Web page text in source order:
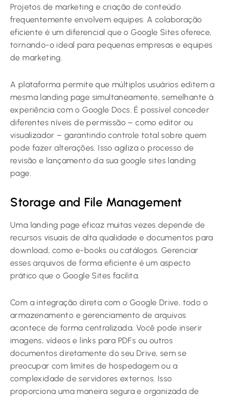
Projetos de marketing e criação de conteúdo
frequentemente envolvem equipes. A colaboração
eficiente é um diferencial que o Google Sites oferece,
tornando-o ideal para pequenas empresas e equipes
de marketing.
A plataforma permite que múltiplos usuários editem a
mesma landing page simultaneamente, semelhante à
experiência com o Google Docs. É possível conceder
diferentes níveis de permissão – como editor ou
visualizador – garantindo controle total sobre quem
pode fazer alterações. Isso agiliza o processo de
revisão e lançamento da sua google sites landing
page.
Storage and File Management
Uma landing page eficaz muitas vezes depende de
recursos visuais de alta qualidade e documentos para
download, como e-books ou catálogos. Gerenciar
esses arquivos de forma eficiente é um aspecto
prático que o Google Sites facilita.
Com a integração direta com o Google Drive, todo o
armazenamento e gerenciamento de arquivos
acontece de forma centralizada. Você pode inserir
imagens, vídeos e links para PDFs ou outros
documentos diretamente do seu Drive, sem se
preocupar com limites de hospedagem ou a
complexidade de servidores externos. Isso
proporciona uma maneira segura e organizada de